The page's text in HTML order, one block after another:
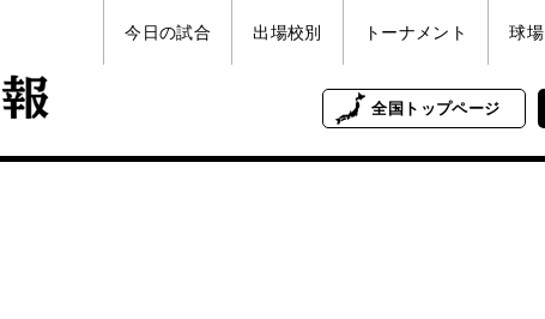
今日の試合 出場校別 トーナメント 球場
全国 トップページ